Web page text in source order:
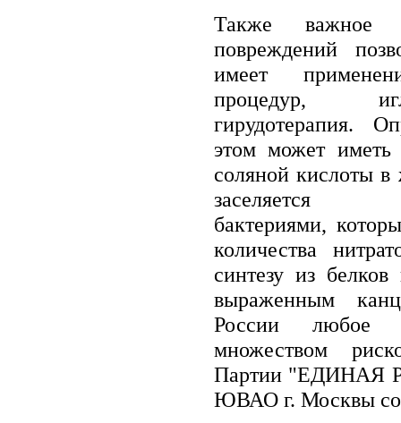
Также важное
повреждений
имеет
процедур,
гирудотерапия.
этом может иметь
соляной кислоты в
заселяется
бактериями,
количества
синтезу из
выраженным
России любое
множеством
Партии "ЕДИНАЯ
ЮВАО г. Москвы